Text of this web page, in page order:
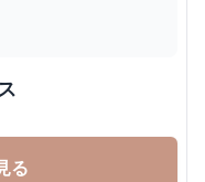
る